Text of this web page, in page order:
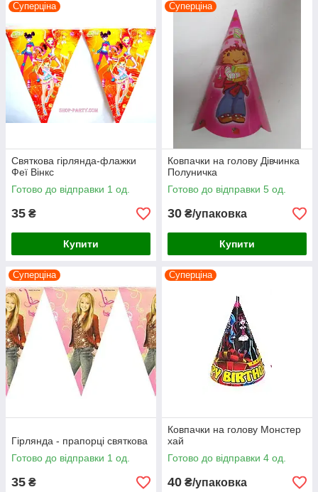
Суперціна
Святкова гірлянда-флажки
Феї Вінкс
Готово до відправки 1 од.
35 ₴
Купити
Суперціна
Ковпачки на голову Дівчинка
Полуничка
Готово до відправки 5 од.
30 ₴/упаковка
Купити
Суперціна
Гірлянда - прапорці святкова
Готово до відправки 1 од.
35 ₴
Суперціна
Ковпачки на голову Монстер
хай
Готово до відправки 4 од.
40 ₴/упаковка